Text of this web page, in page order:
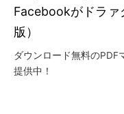
Facebookがドラァ
版）
ダウンロード無料のPDF
提供中！